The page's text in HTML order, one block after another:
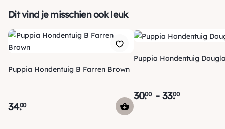
Dit vind je misschien ook leuk
Puppia Hondentuig B Farren Brown
34.00
Puppia Hondentuig
30.00 - 33.00